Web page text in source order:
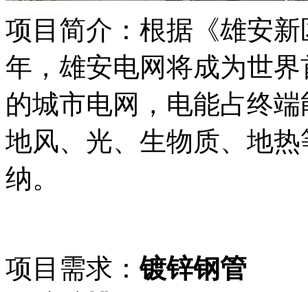
项目简介： 根据《雄安
年，雄安电网将成为世
的城市电网，电能占终
地风、光、生物质、地
纳。
项目需求：镀锌钢管